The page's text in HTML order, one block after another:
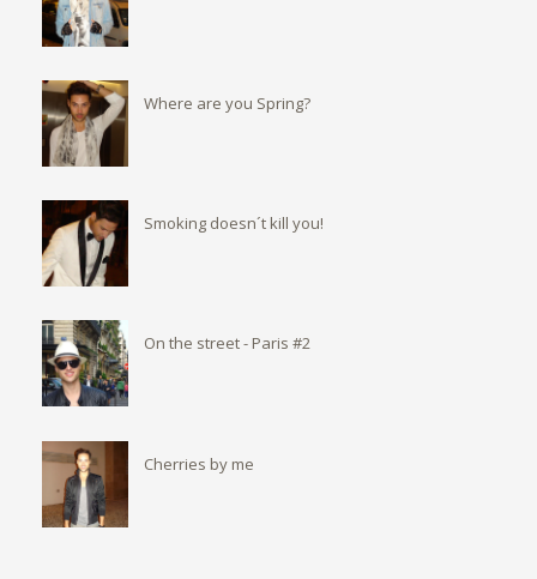
Where are you Spring?
Smoking doesn´t kill you!
On the street - Paris #2
Cherries by me